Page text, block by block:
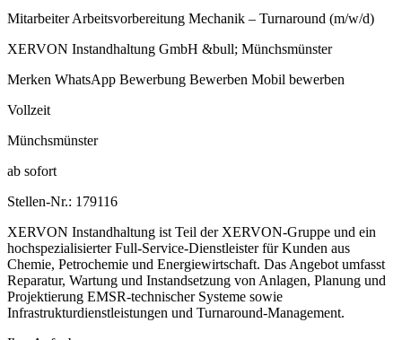
Mitarbeiter Arbeitsvorbereitung Mechanik – Turnaround (m/w/d)
XERVON Instandhaltung GmbH &bull; Münchsmünster
Merken WhatsApp Bewerbung Bewerben Mobil bewerben
Vollzeit
Münchsmünster
ab sofort
Stellen-Nr.: 179116
XERVON Instandhaltung ist Teil der XERVON-Gruppe und ein
hochspezialisierter Full-Service-Dienstleister für Kunden aus
Chemie, Petrochemie und Energiewirtschaft. Das Angebot umfasst
Reparatur, Wartung und Instandsetzung von Anlagen, Planung und
Projektierung EMSR-technischer Systeme sowie
Infrastrukturdienstleistungen und Turnaround-Management.